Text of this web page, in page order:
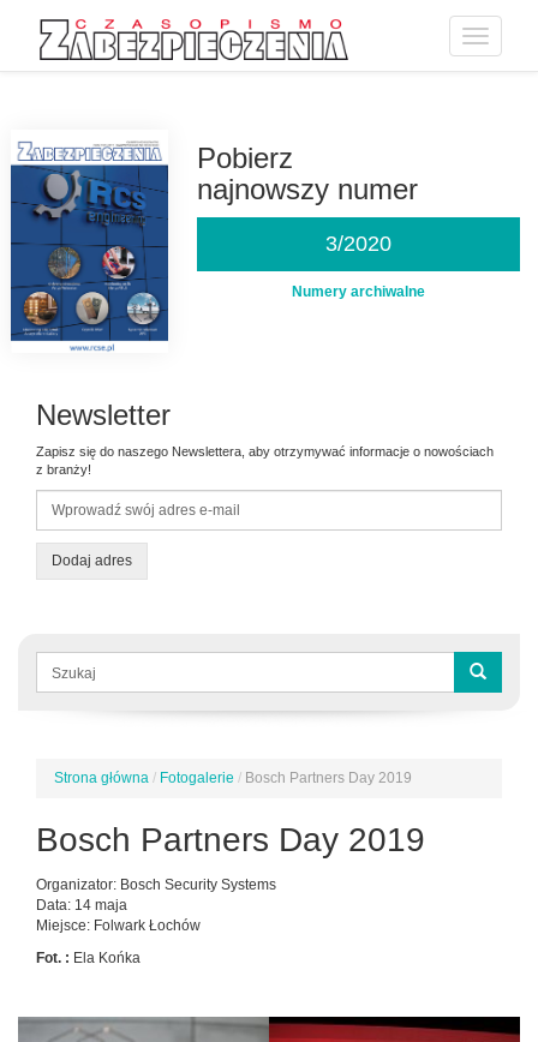
Toggle
Pobierz
najnowszy numer
3/2020
Numery archiwalne
Newsletter
Zapisz się do naszego Newslettera, aby otrzymywać informacje o nowościach
z branży!
Dodaj adres
Formularz
wyszukiwania
Jesteś
Strona główna / Fotogalerie / Bosch Partners Day 2019
Bosch Partners Day 2019
Organizator: Bosch Security Systems
Data: 14 maja
Miejsce: Folwark Łochów
Fot. : Ela Końka